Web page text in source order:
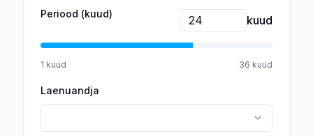
Periood (kuud) kuud
1 kuud 36 kuud
Laenuandja